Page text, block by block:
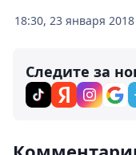
18:30, 23 января 2018
Следите за